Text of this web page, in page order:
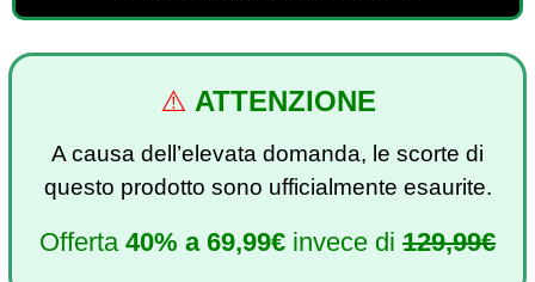
⚠️ ATTENZIONE
A causa dell’elevata domanda, le scorte di
questo prodotto sono ufficialmente esaurite.
Offerta 40% a 69,99€ invece di 129,99€